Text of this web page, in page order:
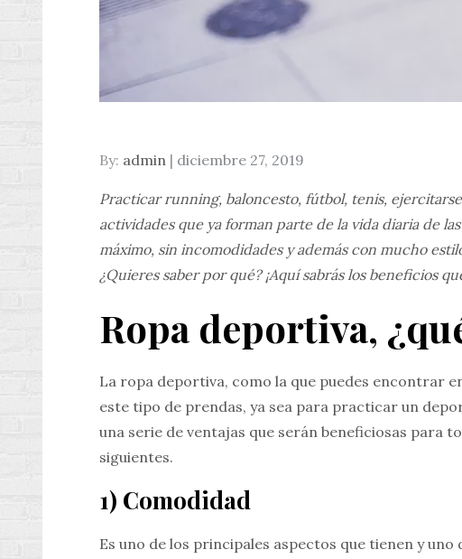
By: admin Posted
diciembre 27, 2019
Practicar running, baloncesto, fútbol, tenis,
actividades que ya forman parte de la vida diaria de
máximo, sin incomodidades y además con mucho
¿Quieres saber por qué? ¡Aquí sabrás los beneficios
Ropa deportiva,
La ropa deportiva, como la que puedes encontrar
este tipo de prendas, ya sea para practicar un
una serie de ventajas que serán beneficiosas para
siguientes.
1) Comodidad
Es uno de los principales aspectos que tienen y